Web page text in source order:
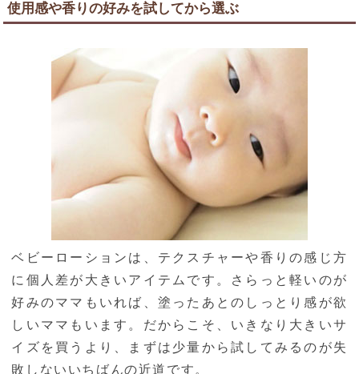
使用感や香りの好みを試してから選ぶ
ベビーローションは、テクスチャーや香りの感じ方
に個人差が大きいアイテムです。さらっと軽いのが
好みのママもいれば、塗ったあとのしっとり感が欲
しいママもいます。だからこそ、いきなり大きいサ
イズを買うより、まずは少量から試してみるのが失
敗しないいちばんの近道です。